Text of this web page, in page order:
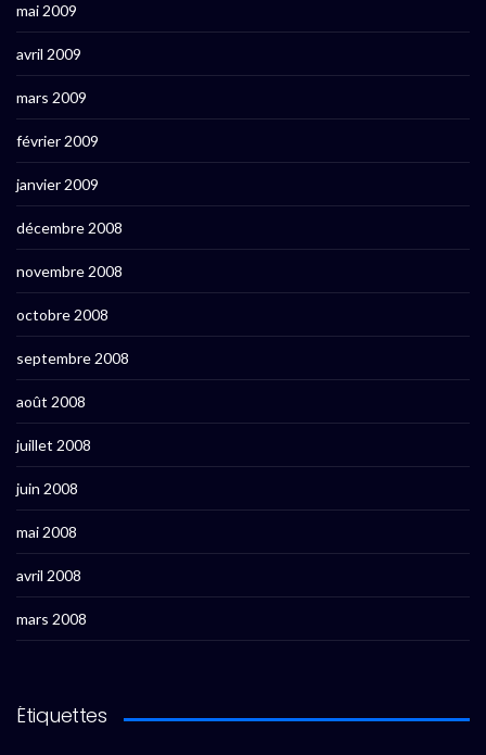
mai 2009
avril 2009
mars 2009
février 2009
janvier 2009
décembre 2008
novembre 2008
octobre 2008
septembre 2008
août 2008
juillet 2008
juin 2008
mai 2008
avril 2008
mars 2008
Étiquettes